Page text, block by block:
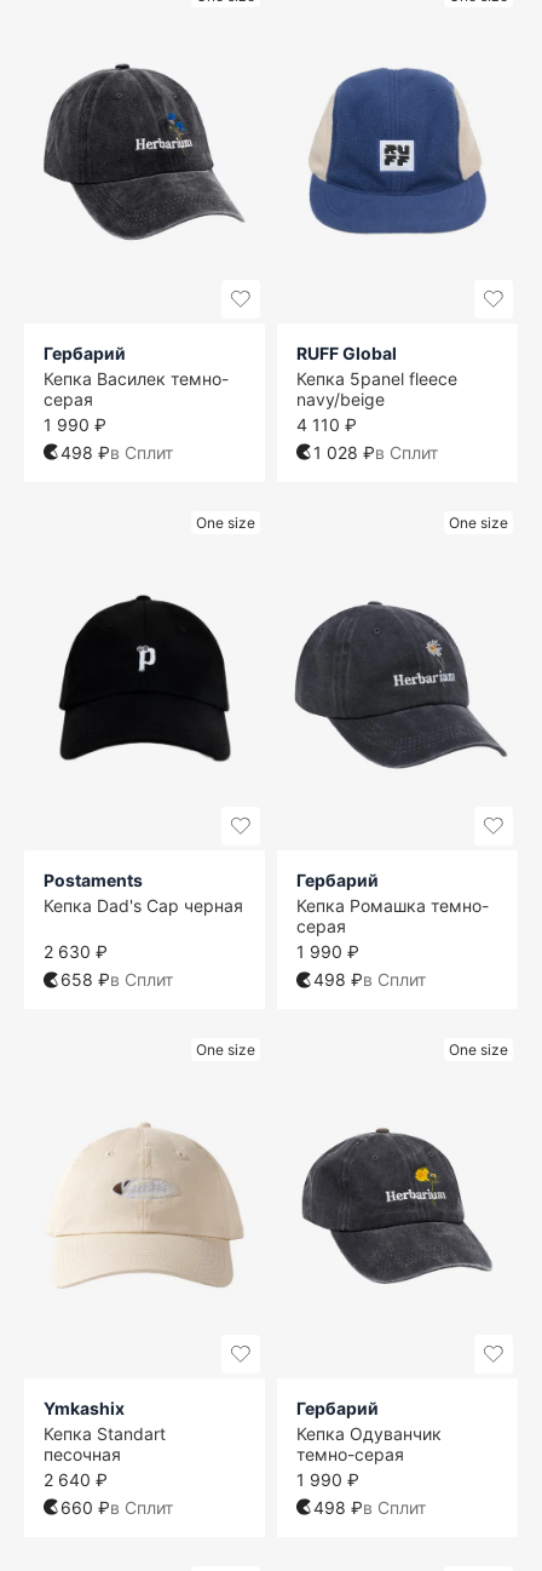
Гербарий
Кепка Василек темно-
серая
1 990 ₽
498 ₽в Сплит
RUFF Global
Кепка 5panel fleece
navy/beige
4 110 ₽
1 028 ₽в Сплит
One size
Postaments
Кепка Dad's Cap черная
2 630 ₽
658 ₽в Сплит
One size
Гербарий
Кепка Ромашка темно-
серая
1 990 ₽
498 ₽в Сплит
One size
Ymkashix
Кепка Standart
песочная
2 640 ₽
660 ₽в Сплит
One size
Гербарий
Кепка Одуванчик
темно-серая
1 990 ₽
498 ₽в Сплит